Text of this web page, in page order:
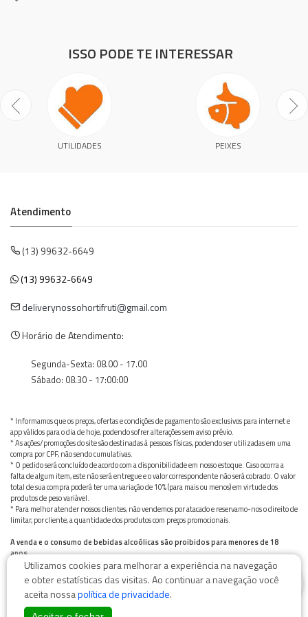
ISSO PODE TE INTERESSAR
UTILIDADES PEIXES
Atendimento
(13) 99632-6649
(13) 99632-6649
deliverynossohortifruti@gmail.com
Horário de Atendimento:
Segunda-Sexta: 08.00 - 17.00
Sábado: 08.30 - 17:00:00
* Informamos que os preços, ofertas e condições de pagamento são exclusivos para internet e
app válidos para o dia de hoje, podendo sofrer alterações sem aviso prévio.
* As ações/promoções do site são destinadas à pessoas físicas, podendo ser utilizadas em uma
compra por CPF, não sendo cumulativas.
* O pedido será concluído de acordo com a disponibilidade em nosso estoque. Caso ocorra a
falta de algum item, este não será entregue e o valor correspondente não será cobrado. O valor
total de sua compra poderá ter uma variação de 10% (para mais ou menos) em virtude dos
produtos de peso variável.
* Para melhor atender nossos clientes, não vendemos por atacado e reservamo-nos o direito de
limitar, por cliente, a quantidade dos produtos com preços promocionais.
A venda e o consumo de bebidas alcoólicas são proibidos para menores de 18
anos.
Bebida alcoólica pode causar dependência química e, em excesso, provoca graves males à saúde.
Beba com moderação
Utilizamos cookies para melhorar a experiência na navegação
e obter estatísticas das visitas. Ao continuar a navegação você
aceita nossapolítica de privacidade.